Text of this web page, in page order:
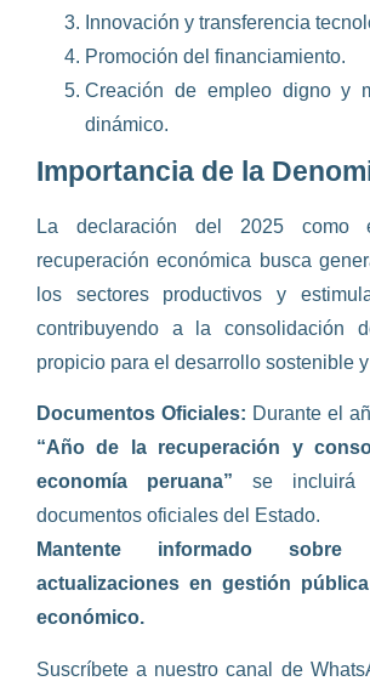
Innovación y transferencia
Promoción del financiamiento.
Creación de empleo digno y
dinámico.
Importancia de la
La declaración del 2025
recuperación económica busca
los sectores productivos y
contribuyendo a la consolidación
propicio para el desarrollo sostenible
Documentos Oficiales: Durante el
“Año de la recuperación y
economía peruana” se incluirá
documentos oficiales del Estado.
Mantente informado
actualizaciones en gestión
económico.
Suscríbete a nuestro canal de